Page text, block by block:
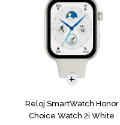
Reloj SmartWatch Honor
Choice Watch 2i White